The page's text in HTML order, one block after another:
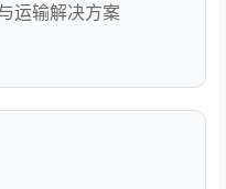
运输解决方案